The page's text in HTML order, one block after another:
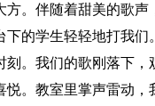
方。伴随着甜美的歌声
下的学生轻轻地打我们
刻。我们的歌刚落下，
悦。教室里掌声雷动，